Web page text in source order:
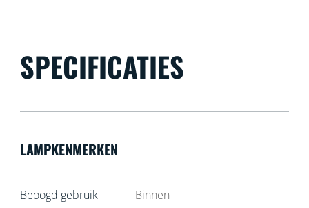
SPECIFICATIES
LAMPKENMERKEN
Beoogd gebruik Binnen